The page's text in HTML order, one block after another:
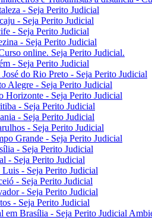
- Seja Perito Judicial
- Seja Perito Judicial
- Seja Perito Judicial
- Seja Perito Judicial
online. Seja Perito Judicial.
- Seja Perito Judicial
do Rio Preto - Seja Perito Judicial
Alegre - Seja Perito Judicial
Horizonte - Seja Perito Judicial
- Seja Perito Judicial
- Seja Perito Judicial
- Seja Perito Judicial
Grande - Seja Perito Judicial
- Seja Perito Judicial
- Seja Perito Judicial
- Seja Perito Judicial
- Seja Perito Judicial
- Seja Perito Judicial
- Seja Perito Judicial
em Brasília - Seja Perito Judicial